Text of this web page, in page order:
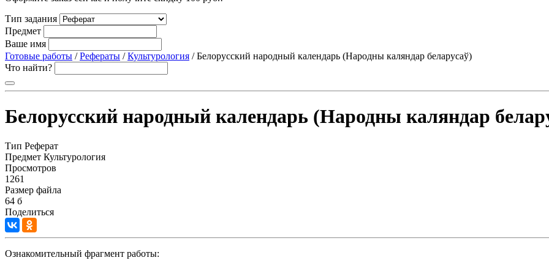
Тип задания
Предмет
Ваше имя
Готовые работы /Рефераты /Культурология / Белорусский народный календарь (Народны каляндар беларусаў)
Что найти?
Белорусский народный календарь (Народны каляндар
Тип Реферат
Предмет Культурология
Просмотров
1261
Размер файла
64 б
Поделиться
Ознакомительный фрагмент работы: